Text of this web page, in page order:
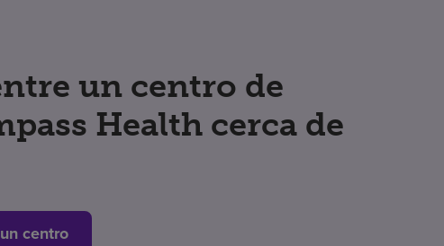
un centro de
Health cerca de
centro